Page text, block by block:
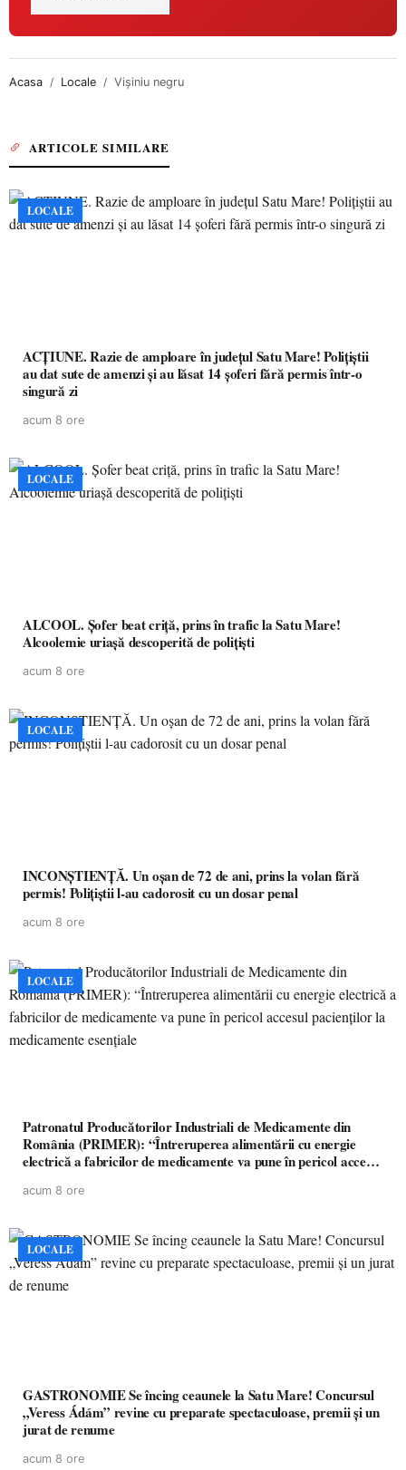
Acasa Locale Vișiniu negru
ARTICOLE SIMILARE
LOCALE
ACȚIUNE. Razie de amploare în județul Satu Mare! Polițiștii
au dat sute de amenzi și au lăsat 14 șoferi fără permis într-o
singură zi
acum 8 ore
LOCALE
ALCOOL. Șofer beat criță, prins în trafic la Satu Mare!
Alcoolemie uriașă descoperită de polițiști
acum 8 ore
LOCALE
INCONȘTIENȚĂ. Un oșan de 72 de ani, prins la volan fără
permis! Polițiștii l-au cadorosit cu un dosar penal
acum 8 ore
LOCALE
Patronatul Producătorilor Industriali de Medicamente din
România (PRIMER): “Întreruperea alimentării cu energie
electrică a fabricilor de medicamente va pune în pericol accesul
acum 8 ore
LOCALE
GASTRONOMIE Se încing ceaunele la Satu Mare! Concursul
„Veress Ádám” revine cu preparate spectaculoase, premii și un
jurat de renume
acum 8 ore